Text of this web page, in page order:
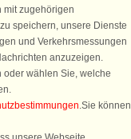
€ für Ihren nächsten
DanCenter Newsletter
Gewinnspiele und
mit zugehörigen
speichern, unsere Dienste
und Verkehrsmessungen
anzuzeigen.
wählen Sie, welche
.Sie können